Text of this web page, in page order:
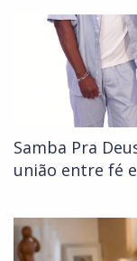
Samba Pra
união entre fé